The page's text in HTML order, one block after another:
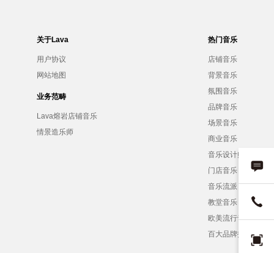
关于Lava
用户协议
网站地图
业务范畴
Lava熔岩店铺音乐
情景造乐师
热门音乐
店铺音乐
背景音乐
氛围音乐
品牌音乐
场景音乐
商业音乐
音乐设计师
门店音乐
音乐流派
教堂音乐
欧美流行音乐
百大品牌招募